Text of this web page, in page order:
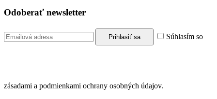
Odoberať newsletter
Súhlasím so
zásadami a podmienkami ochrany osobných údajov.